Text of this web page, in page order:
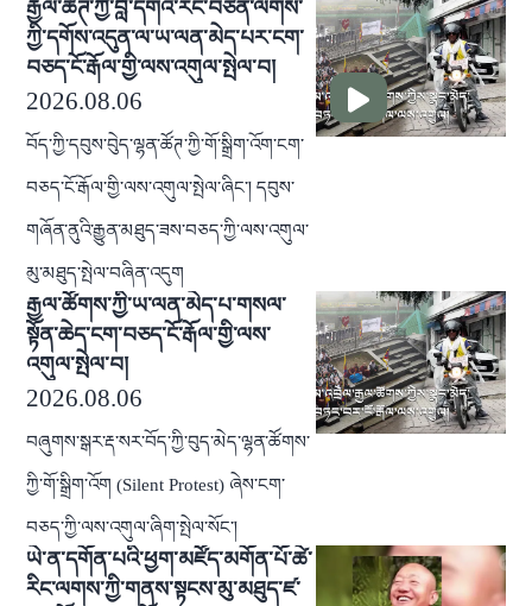
རྒྱལ་ཚོཊ་ཀྱི་བློ་དགའ་རང་བཙན་ལགས་
ཀྱི་དགོས་འདུན་ལ་ཡ་ལན་མེད་པར་ངག་
བཅད་ངོ་རྒོལ་གྱི་ལས་འགུལ་སྤེལ་བ།
2026.08.06
བོད་ཀྱི་དབུས་བེུད་ལྷན་ཚོཊ་ཀྱི་གོ་སྒྲིག་འོག་ངག་
བཅད་ངོ་རྒོལ་གྱི་ལས་འགུལ་སྤེལ་ཞིང་། དབུས་
གཞོན་ནུའི་རྒྱུན་མཐུད་ཟས་བཅད་ཀྱི་ལས་འགུལ་
མུ་མཐུད་སྤེལ་བཞིན་འདུག
རྒྱལ་ཚོགས་ཀྱི་ཡ་ལན་མེད་པ་གསལ་
སྟོན་ཆེད་ངག་བཅད་ངོ་རྒོལ་གྱི་ལས་
འགུལ་སྤེལ་བ།
2026.08.06
བཞུགས་སྒར་རྡ་སར་བོད་ཀྱི་བུད་མེད་ལྷན་ཚོགས་
ཀྱི་གོ་སྒྲིག་འོག (Silent Protest) ཞེས་ངག་
བཅད་ཀྱི་ལས་འགུལ་ཞིག་སྤེལ་སོང་།
ཡེ་ན་དགོན་པའི་ཕྱག་མཛོད་མགོན་པོ་ཚེ་
རིང་ལགས་ཀྱི་གནས་སྟངས་མུ་མཐུད་ཛ་